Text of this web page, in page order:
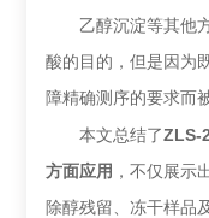
乙醇沉淀等其他
酸的目的，但是因为
障精确测序的要求而
本文总结了ZLS-
方面应用 ，不仅展示
除醇残留、冻干样品